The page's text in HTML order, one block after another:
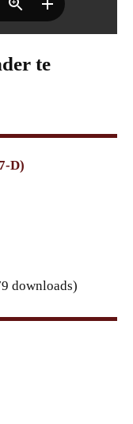
te
D)
downloads)